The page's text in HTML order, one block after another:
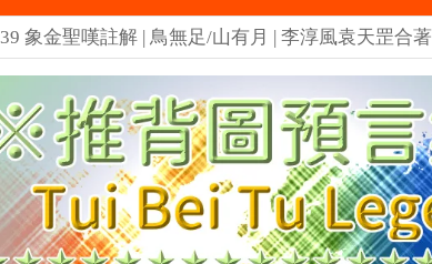
預
言-
紫薇
君寰
宇傳
奇官
網
人
都
彌
賽
亞-
個
個
都
是
象金聖嘆註解 | 鳥無足/山有月 | 李淳風袁天罡合著